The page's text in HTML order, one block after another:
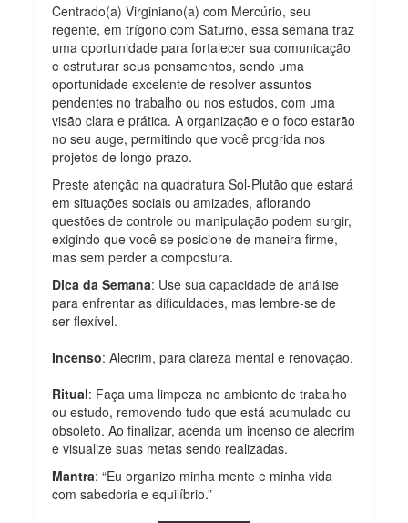
Centrado(a) Virginiano(a) com Mercúrio, seu
regente, em trígono com Saturno, essa semana traz
uma oportunidade para fortalecer sua comunicação
e estruturar seus pensamentos, sendo uma
oportunidade excelente de resolver assuntos
pendentes no trabalho ou nos estudos, com uma
visão clara e prática. A organização e o foco estarão
no seu auge, permitindo que você progrida nos
projetos de longo prazo.
Preste atenção na quadratura Sol-Plutão que estará
em situações sociais ou amizades, aflorando
questões de controle ou manipulação podem surgir,
exigindo que você se posicione de maneira firme,
mas sem perder a compostura.
Dica da Semana: Use sua capacidade de análise
para enfrentar as dificuldades, mas lembre-se de
ser flexível.
Incenso: Alecrim, para clareza mental e renovação.
Ritual: Faça uma limpeza no ambiente de trabalho
ou estudo, removendo tudo que está acumulado ou
obsoleto. Ao finalizar, acenda um incenso de alecrim
e visualize suas metas sendo realizadas.
Mantra: “Eu organizo minha mente e minha vida
com sabedoria e equilíbrio.”